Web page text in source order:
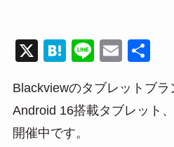
X
H
e
n
a
Li
e
E
ail
Blackviewのタブレットブラ
Android 16搭載タブレット
開催中です。